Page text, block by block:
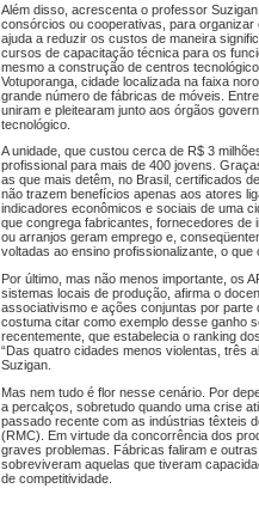
Além disso, acrescenta o professor
consórcios ou cooperativas, para
ajuda a reduzir os custos de maneira
cursos de capacitação técnica para os
mesmo a construção de centros
Votuporanga, cidade localizada na faixa
grande número de fábricas de móveis.
uniram e pleitearam junto aos órgãos
tecnológico.
A unidade, que custou cerca de R$ 3
profissional para mais de 400 jovens.
as que mais detêm, no Brasil, certificados
não trazem benefícios apenas aos atores
indicadores econômicos e sociais de uma
que congrega fabricantes, fornecedores
ou arranjos geram emprego e,
voltadas ao ensino profissionalizante, o
Por último, mas não menos importante, os
sistemas locais de produção, afirma o
associativismo e ações conjuntas por
costuma citar como exemplo desse ganho
recentemente, que estabelecia o ranking
“Das quatro cidades menos violentas, três
Suzigan.
Mas nem tudo é flor nesse cenário. Por
a percalços, sobretudo quando uma crise
passado recente com as indústrias têxteis
(RMC). Em virtude da concorrência dos
graves problemas. Fábricas faliram e
sobreviveram aquelas que tiveram
de competitividade.